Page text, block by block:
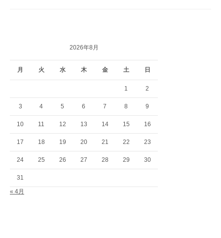
2026年8月
月 火 水 木 金 土 日
1 2
3 4 5 6 7 8 9
10 11 12 13 14 15 16
17 18 19 20 21 22 23
24 25 26 27 28 29 30
31
« 4月